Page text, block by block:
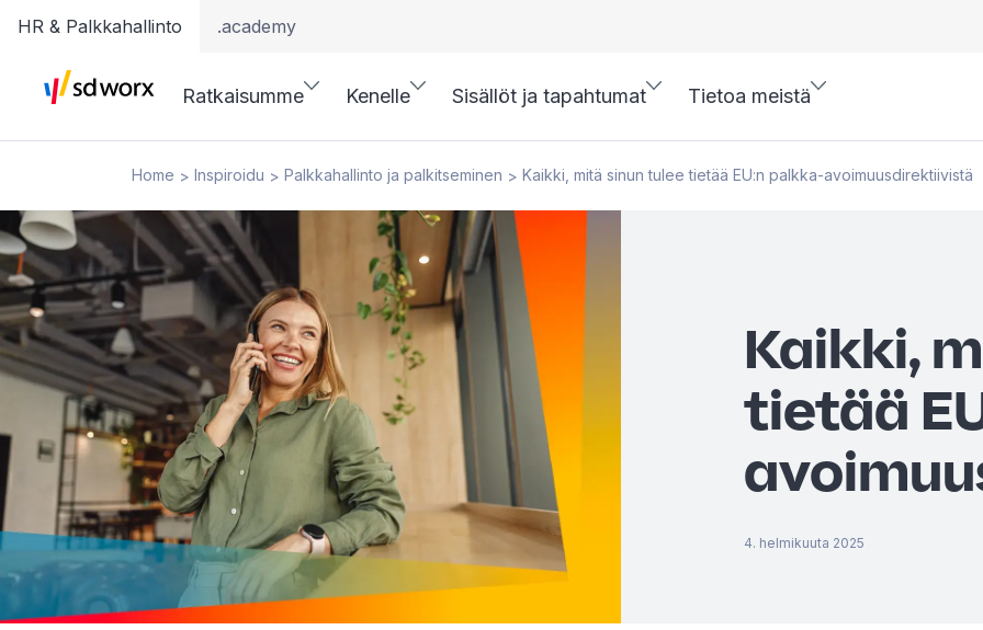
HR & Palkkahallinto .academy
Ratkaisumme Kenelle Sisällöt ja tapahtumat Tietoa meistä
Home > Inspiroidu > Palkkahallinto ja palkitseminen > Kaikki, mitä sinun tulee tietää EU:n palkka-avoimuusdirektiivistä
Kaikki,
tietää
4. helmikuuta 2025